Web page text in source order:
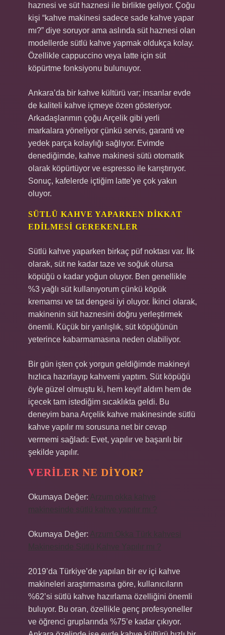
haznesi ve süt haznesi ile birlikte geliyor. Çoğu
kişi “kahve makinesi sadece sade kahve yapar
mı?” diye soruyor ama aslında süt haznesi olan
modellerde sütlü kahve yapmak oldukça kolay.
Özellikle cappuccino veya latte için süt
köpürtme fonksiyonu bulunuyor.
Ankara’da bir kahve kültürü var; insanlar evde
de kaliteli kahve içmeye özen gösteriyor.
Arkadaşlarımın çoğu Arçelik gibi yerli
markalara yöneliyor çünkü servis, garanti ve
yedek parça kolaylığı sağlıyor. Evimde
denediğimde, kahve makinesi sütü otomatik
olarak köpürtüyor ve espresso ile karıştırıyor.
Sonuç, kafelerde içtiğim latte’ye çok yakın
oluyor.
SÜTLÜ KAHVE YAPARKEN DIKKAT
EDILMESI GEREKENLER
Sütlü kahve yaparken birkaç püf noktası var. İlk
olarak, süt ne kadar taze ve soğuk olursa
köpüğü o kadar yoğun oluyor. Ben genellikle
%3 yağlı süt kullanıyorum çünkü köpük
kremamsı ve tat dengesi iyi oluyor. İkinci olarak,
makinenin süt haznesini doğru yerleştirmek
önemli. Küçük bir yanlışlık, süt köpüğünün
yeterince kabarmamasına neden olabiliyor.
Bir gün işten çok yorgun geldiğimde makineyi
hızlıca hazırlayıp kahvemi yaptım. Süt köpüğü
öyle güzel olmuştu ki, hem keyif aldım hem de
içecek tam istediğim sıcaklıkta geldi. Bu
deneyim bana Arçelik kahve makinesinde sütlü
kahve yapılır mı sorusuna net bir cevap
vermemi sağladı: Evet, yapılır ve başarılı bir
şekilde yapılır.
VERILER NE DIYOR?
Okumaya Değer: Arzum okka kahve
makinesinde sütlü kahve yapılır mı ?
Okumaya Değer: Arzum Okka Türk kahvesi
Makinesinde Sütlü Kahve Yapılır mı ?
2019’da Türkiye’de yapılan bir ev içi kahve
makineleri araştırmasına göre, kullanıcıların
%62’si sütlü kahve hazırlama özelliğini önemli
buluyor. Bu oran, özellikle genç profesyoneller
ve öğrenci gruplarında %75’e kadar çıkıyor.